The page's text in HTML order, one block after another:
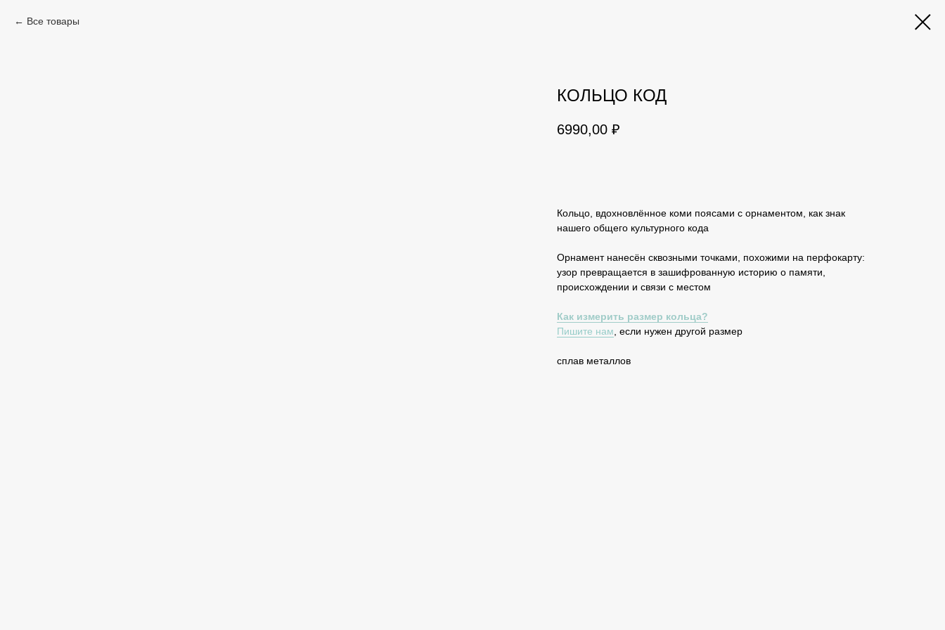
Все товары
КОЛЬЦО КОД
6990,00 ₽
Кольцо, вдохновлённое коми поясами с орнаментом, как знак
нашего общего культурного кода
Орнамент нанесён сквозными точками, похожими на перфокарту:
узор превращается в зашифрованную историю о памяти,
происхождении и связи с местом
Как измерить размер кольца?
Пишите нам, если нужен другой размер
сплав металлов